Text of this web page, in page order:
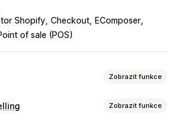
Shopify Checkout
EComposer
of sale (POS)
Zobrazit funkce
Zobrazit funkce